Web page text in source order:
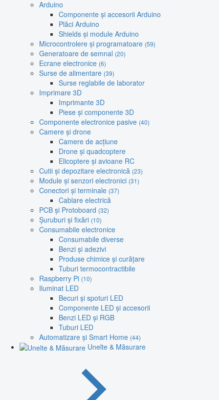
Arduino
Componente și accesorii Arduino
Plăci Arduino
Shields și module Arduino
Microcontrolere și programatoare (59)
Generatoare de semnal (20)
Ecrane electronice (6)
Surse de alimentare (39)
Surse reglabile de laborator
Imprimare 3D
Imprimante 3D
Piese și componente 3D
Componente electronice pasive (40)
Camere și drone
Camere de acțiune
Drone și quadcoptere
Elicoptere și avioane RC
Cutii și depozitare electronică (23)
Module și senzori electronici (31)
Conectori și terminale (37)
Cablare electrică
PCB și Protoboard (32)
Șuruburi și fixări (10)
Consumabile electronice
Consumabile diverse
Benzi și adezivi
Produse chimice și curățare
Tuburi termocontractibile
Raspberry Pi (10)
Iluminat LED
Becuri și spoturi LED
Componente LED și accesorii
Benzi LED și RGB
Tuburi LED
Automatizare și Smart Home (44)
Unelte & Măsurare